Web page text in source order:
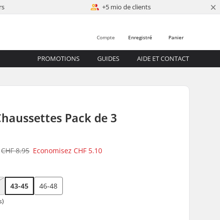
+5 mio de clients ×
Panier
Enregistré
Compte
PROMOTIONS GUIDES AIDE ET CONTACT
Pack de 3
CHF 8.95 EconomisezCHF 5.10
43-45 46-48